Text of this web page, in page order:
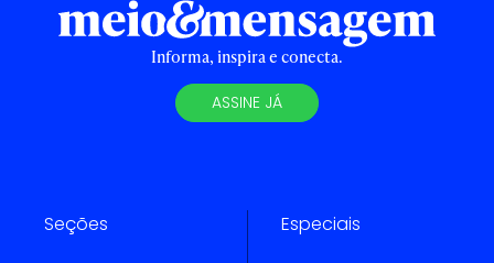
Informa, inspira e conecta.
ASSINE JÁ
Seções Especiais